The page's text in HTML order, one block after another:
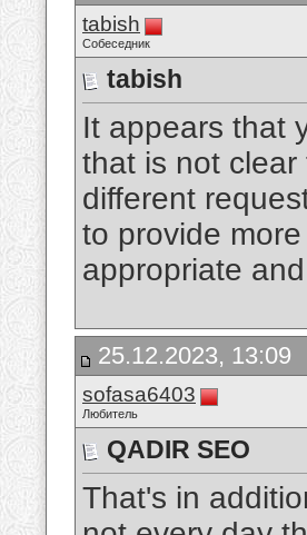
tabish
Собеседник
tabish
It appears that
that is not
different
to provide
appropriate
25.12.2023, 13:09
sofasa6403
Любитель
QADIR SEO
That's in